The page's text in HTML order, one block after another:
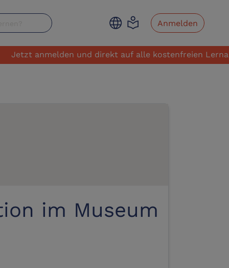
language local_library Anmelden
anmelden und direkt auf alle kostenfreien
im Museum